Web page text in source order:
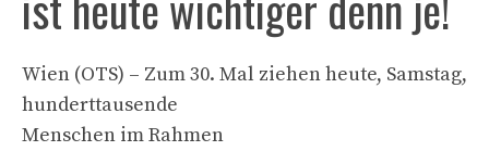
Wien (OTS) – Zum 30. Mal ziehen heute, Samstag,
hunderttausende
Menschen im Rahmen